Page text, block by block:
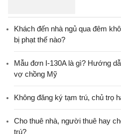
Khách đến nhà ngủ qua đêm
bị phạt thế nào?
Mẫu đơn I-130A là gì? Hướng
vợ chồng Mỹ
Không đăng ký tạm trú, chủ trọ
Cho thuê nhà, người thuê hay
trú?